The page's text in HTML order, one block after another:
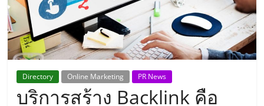
ThaiSMEsCenter,
รวม
ธุรกิจ
Directory Online Marketing PR News
บริการสร้าง Backlink คือ